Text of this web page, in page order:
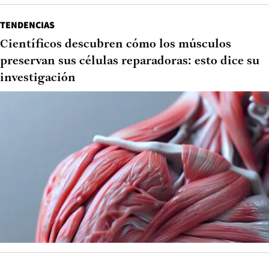
TENDENCIAS
Científicos descubren cómo los músculos
preservan sus células reparadoras: esto dice su
investigación